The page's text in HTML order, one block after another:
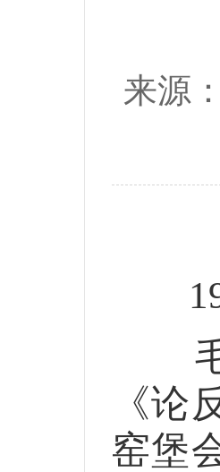
来源
毛
《论
窑堡